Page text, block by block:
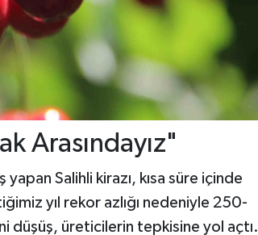
Arasındayız"
yapan Salihli kirazı, kısa süre içinde
yıl rekor azlığı nedeniyle 250-
düşüş, üreticilerin tepkisine yol açtı.